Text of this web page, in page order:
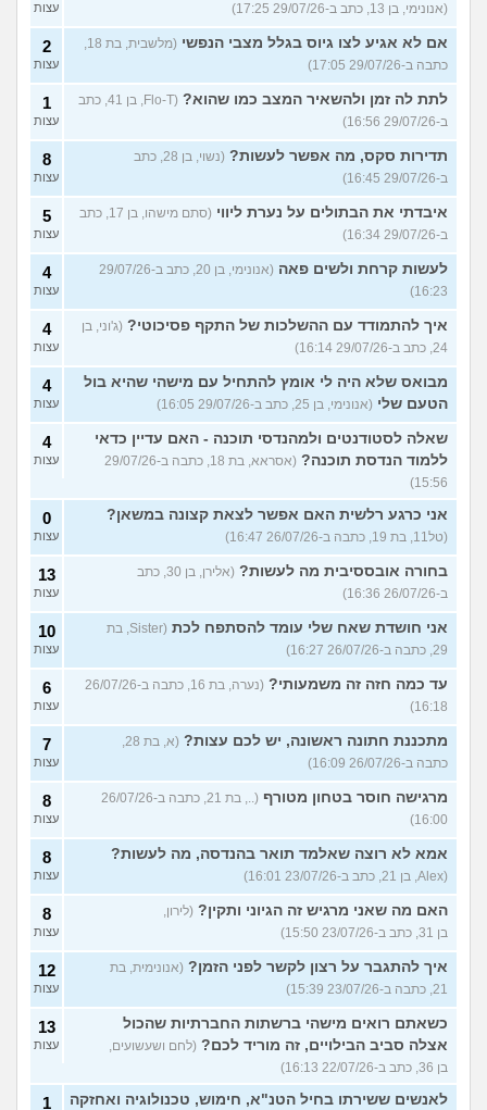
(אנונימי, בן 13, כתב ב-29/07/26 17:25) עצות
אם לא אגיע לצו גיוס בגלל מצבי הנפשי
(מלשבית, בת 18,
כתבה ב-29/07/26 17:05)
2
עצות
לתת לה זמן ולהשאיר המצב כמו שהוא?
(Flo-T, בן 41, כתב
ב-29/07/26 16:56)
1
עצות
תדירות סקס, מה אפשר לעשות?
(נשוי, בן 28, כתב
ב-29/07/26 16:45)
8
עצות
איבדתי את הבתולים על נערת ליווי
(סתם מישהו, בן 17, כתב
ב-29/07/26 16:34)
5
עצות
לעשות קרחת ולשים פאה
(אנונימי, בן 20, כתב ב-29/07/26
16:23)
4
עצות
איך להתמודד עם ההשלכות של התקף פסיכוטי? (ג'וני, בן
24, כתב ב-29/07/26 16:14)
4
עצות
מבואס שלא היה לי אומץ להתחיל עם מישהי שהיא בול
הטעם שלי (אנונימי, בן 25, כתב ב-29/07/26 16:05)
4
עצות
שאלה לסטודנטים ולמהנדסי תוכנה - האם עדיין כדאי
ללמוד הנדסת תוכנה?
(אסראא, בת 18, כתבה ב-29/07/26
15:56)
4
עצות
אני כרגע רלשית האם אפשר לצאת קצונה במשאן?
(טל11, בת 19, כתבה ב-26/07/26 16:47)
0
עצות
בחורה אובססיבית מה לעשות?
(אלירן, בן 30, כתב
ב-26/07/26 16:36)
13
עצות
אני חושדת שאח שלי עומד להסתפח לכת
(Sister, בת
29, כתבה ב-26/07/26 16:27)
10
עצות
עד כמה חזה זה משמעותי?
(נערה, בת 16, כתבה ב-26/07/26
16:18)
6
עצות
מתכננת חתונה ראשונה, יש לכם עצות?
(א, בת 28,
כתבה ב-26/07/26 16:09)
7
עצות
מרגישה חוסר בטחון מטורף
(.., בת 21, כתבה ב-26/07/26
16:00)
8
עצות
אמא לא רוצה שאלמד תואר בהנדסה, מה לעשות?
(Alex, בן 21, כתב ב-23/07/26 16:01)
8
עצות
האם מה שאני מרגיש זה הגיוני ותקין? (לירון,
בן 31, כתב ב-23/07/26 15:50)
8
עצות
איך להתגבר על רצון לקשר לפני הזמן? (אנונימית, בת
21, כתבה ב-23/07/26 15:39)
12
עצות
כשאתם רואים מישהי ברשתות החברתיות שהכול
אצלה סביב הבילויים, זה מוריד לכם? (לחם ושעשועים,
בן 36, כתב ב-22/07/26 16:13)
13
עצות
לאנשים ששירתו בחיל הטנ"א, חימוש, טכנולוגיה ואחזקה 1